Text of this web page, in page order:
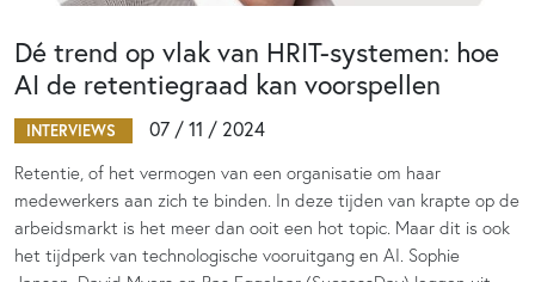
Dé trend op vlak van HRIT-systemen: hoe
AI de retentiegraad kan voorspellen
INTERVIEWS 07 / 11 / 2024
Retentie, of het vermogen van een organisatie om haar
medewerkers aan zich te binden. In deze tijden van krapte op de
arbeidsmarkt is het meer dan ooit een hot topic. Maar dit is ook
het tijdperk van technologische vooruitgang en AI. Sophie